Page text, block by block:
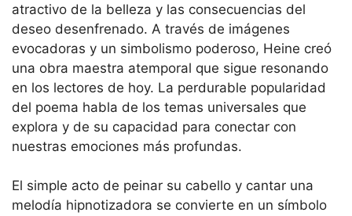
atractivo de la belleza y las consecuencias del
deseo desenfrenado. A través de imágenes
evocadoras y un simbolismo poderoso, Heine creó
una obra maestra atemporal que sigue resonando
en los lectores de hoy. La perdurable popularidad
del poema habla de los temas universales que
explora y de su capacidad para conectar con
nuestras emociones más profundas.
El simple acto de peinar su cabello y cantar una
melodía hipnotizadora se convierte en un símbolo